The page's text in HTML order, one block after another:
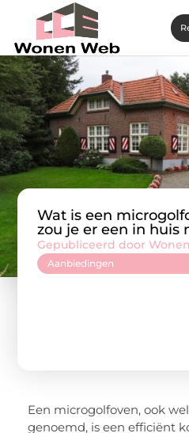
Wat is een
zou je er een in huis
Aanbiedingen
Gepubliceerd door
Een microgolfoven, ook
genoemd, is een efficiënt